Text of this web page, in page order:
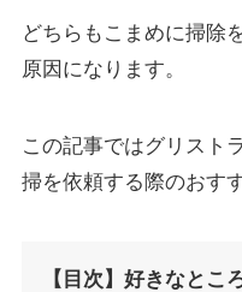
どちらもこまめに掃除
原因になります。
この記事ではグリスト
掃を依頼する際のおす
【目次】好きなとこ